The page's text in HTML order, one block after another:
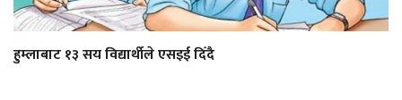
हुम्लाबाट १३ सय विद्यार्थीले एसइई दिँदै